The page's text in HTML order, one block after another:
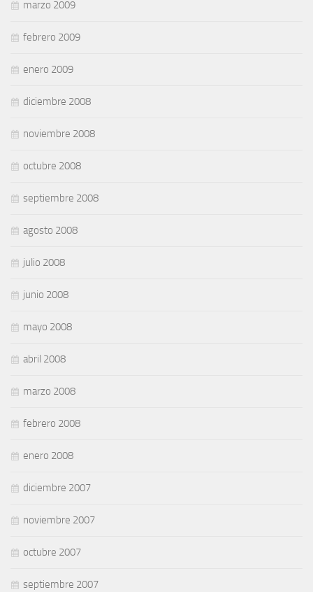
marzo 2009
febrero 2009
enero 2009
diciembre 2008
noviembre 2008
octubre 2008
septiembre 2008
agosto 2008
julio 2008
junio 2008
mayo 2008
abril 2008
marzo 2008
febrero 2008
enero 2008
diciembre 2007
noviembre 2007
octubre 2007
septiembre 2007